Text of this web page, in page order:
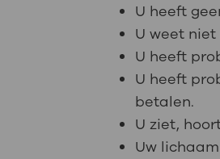
U heeft
U weet
U heeft
U heeft
betalen.
U ziet,
Uw